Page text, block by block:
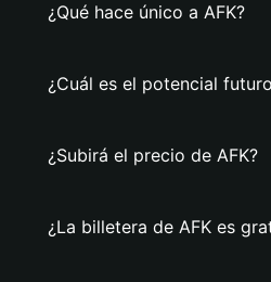
¿Qué hace único a AFK?
¿Cuál es el potencial
¿Subirá el precio de AFK?
¿La billetera de AFK es